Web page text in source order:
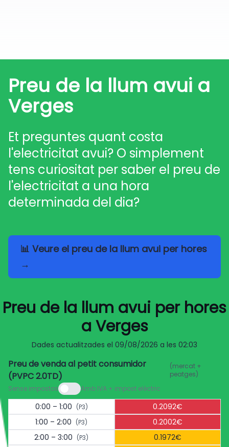
Preu de la llum avui a
Verges
Et preguntes quant costa
l'electricitat avui? O simplement
tens curiositat per saber el preu de
l'electricitat a una hora
determinada del dia?
📊 Veure el preu de la llum avui per hores
→
Preu de la llum avui per hores
a Verges
Dades actualitzades el 09/08/2026 a les 02:03
Preu de venda al petit consumidor
(PVPC 2.0TD)
(mercat +
peatges)
Sense impostos
Amb IVA + impost elèctric
0:00 – 1:00 (P3)
0.2092€
1:00 – 2:00 (P3)
0.2002€
2:00 – 3:00 (P3)
0.1972€